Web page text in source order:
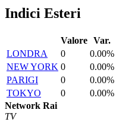
Indici Esteri
Valore Var.
LONDRA
0
0.00%
NEW YORK 0
0.00%
PARIGI
0
0.00%
TOKYO
0
0.00%
Network Rai
TV